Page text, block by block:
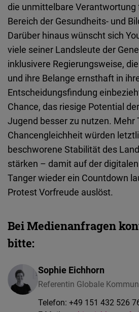
die unmittelbare Verantwortung
Bereich der Gesundheits- und
Darüber hinaus wünscht sich
viele seiner Landsleute der
inklusivere Regierungsweise,
und ihre Belange ernsthaft in
Entscheidungsfindung
Chance, das riesige Potential
Jugend besser zu nutzen. Mehr
Chancengleichheit würden
beschworene Stabilität des
stärken – damit auf der
Tanger wieder ein Countdown
Protest Vorfreude auslöst.
Bei Medienanfragen
bitte:
Sophie Eichhorn
Referentin Globale
Telefon: +49 151 432 526